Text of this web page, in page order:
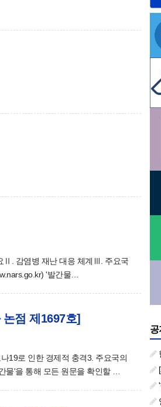
Ⅱ. 감염병 재난 대응 체계Ⅲ. 주요국
'발간물…
점 제1697호]
19로 인한 경제적 충격3. 주요국의
물'을 통해 모든 원문을 확인할 …
공
'